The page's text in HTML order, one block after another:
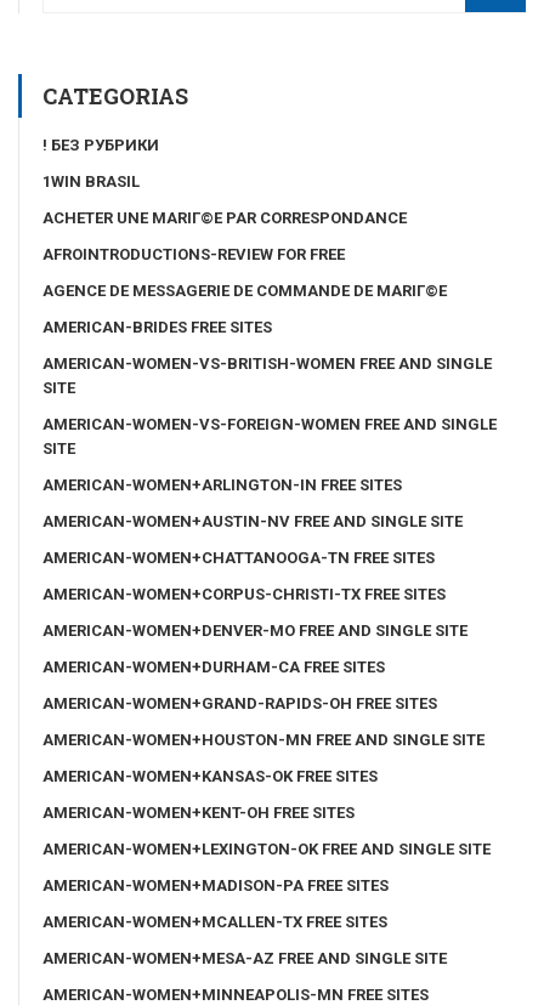
CATEGORIAS
! БЕЗ РУБРИКИ
1WIN BRASIL
ACHETER UNE MARIГ©E PAR CORRESPONDANCE
AFROINTRODUCTIONS-REVIEW FOR FREE
AGENCE DE MESSAGERIE DE COMMANDE DE MARIГ©E
AMERICAN-BRIDES FREE SITES
AMERICAN-WOMEN-VS-BRITISH-WOMEN FREE AND SINGLE
SITE
AMERICAN-WOMEN-VS-FOREIGN-WOMEN FREE AND SINGLE
SITE
AMERICAN-WOMEN+ARLINGTON-IN FREE SITES
AMERICAN-WOMEN+AUSTIN-NV FREE AND SINGLE SITE
AMERICAN-WOMEN+CHATTANOOGA-TN FREE SITES
AMERICAN-WOMEN+CORPUS-CHRISTI-TX FREE SITES
AMERICAN-WOMEN+DENVER-MO FREE AND SINGLE SITE
AMERICAN-WOMEN+DURHAM-CA FREE SITES
AMERICAN-WOMEN+GRAND-RAPIDS-OH FREE SITES
AMERICAN-WOMEN+HOUSTON-MN FREE AND SINGLE SITE
AMERICAN-WOMEN+KANSAS-OK FREE SITES
AMERICAN-WOMEN+KENT-OH FREE SITES
AMERICAN-WOMEN+LEXINGTON-OK FREE AND SINGLE SITE
AMERICAN-WOMEN+MADISON-PA FREE SITES
AMERICAN-WOMEN+MCALLEN-TX FREE SITES
AMERICAN-WOMEN+MESA-AZ FREE AND SINGLE SITE
AMERICAN-WOMEN+MINNEAPOLIS-MN FREE SITES